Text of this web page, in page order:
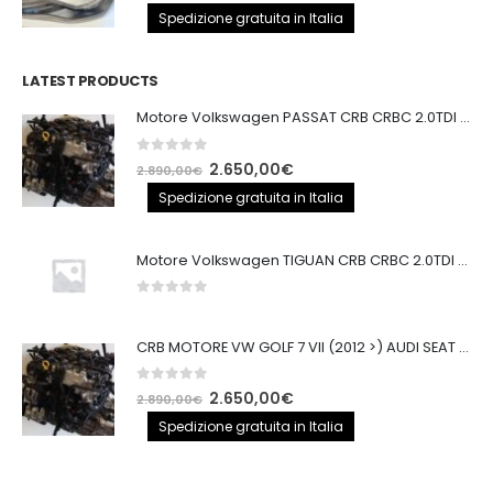
prezzo
originale
prezzo
attuale
Spedizione gratuita in Italia
LATEST PRODUCTS
Motore Volkswagen PASSAT CRB CRBC 2.0TDI 150CV
out of 5
2.890,00€ Il
prezzo
originale
2.890,00€.
2.650,00€Il
prezzo
attuale
2.650,00€.
Spedizione gratuita in Italia
Motore Volkswagen TIGUAN CRB CRBC 2.0TDI 150CV EURO6
CRB MOTORE VW GOLF 7 VII (2012 >) AUDI SEAT 2.0TDI 150CV CRB IMPIANTO BOSCH
out of 5
2.890,00€ Il
prezzo
originale
2.650,00€Il
prezzo
attuale
Spedizione gratuita in Italia